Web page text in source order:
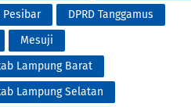
Pesibar
DPRD Tanggamus
Mesuji
Lampung Barat
Lampung Selatan